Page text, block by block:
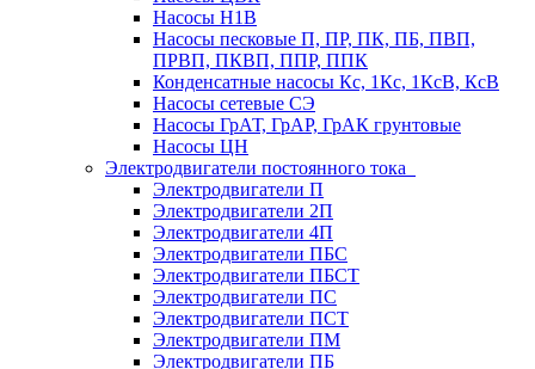
Насосы Н1В
Насосы песковые П, ПР, ПК, ПБ, ПВП,
ПРВП, ПКВП, ППР, ППК
Конденсатные насосы Кс, 1Кс, 1КсВ, КсВ
Насосы сетевые СЭ
Насосы ГрАТ, ГрАР, ГрАК грунтовые
Насосы ЦН
Электродвигатели постоянного тока
Электродвигатели П
Электродвигатели 2П
Электродвигатели 4П
Электродвигатели ПБС
Электродвигатели ПБСТ
Электродвигатели ПС
Электродвигатели ПСТ
Электродвигатели ПМ
Электродвигатели ПБ